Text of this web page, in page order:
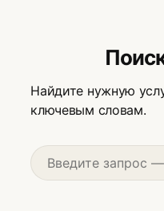
Найдите нужную
ключевым словам.